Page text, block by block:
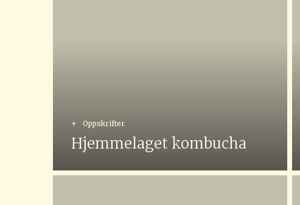
+ Oppskrifter
Hjemmelaget kombucha